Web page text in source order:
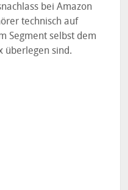
bei Amazon
technisch auf
Segment selbst dem
überlegen sind.